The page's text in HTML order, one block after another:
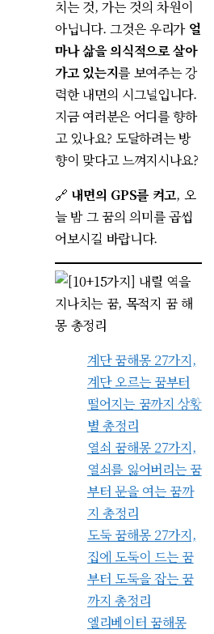
치는 것, 가는 것의 차원이
아닙니다. 그것은 우리가 얼
마나 삶을 의식적으로 살아
가고 있는지를 보여주는 강
력한 내면의 시그널입니다.
지금 여러분은 어디를 향하
고 있나요? 도달하려는 방
향이 맞다고 느껴지시나요?
🔗 내면의 GPS를 켜고, 오
늘 밤 그 꿈의 의미를 곱씹
어보시길 바랍니다.
계단 꿈해몽 27가지,
계단 오르는 꿈부터
떨어지는 꿈까지 상황
별 총정리
열쇠 꿈해몽 27가지,
열쇠를 잃어버리는 꿈
부터 문을 여는 꿈까
지 총정리
도둑 꿈해몽 27가지,
집에 도둑이 드는 꿈
부터 도둑을 잡는 꿈
까지 총정리
엘리베이터 꿈해몽